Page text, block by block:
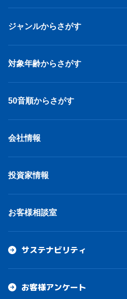
ジャンルからさがす
対象年齢からさがす
50音順からさがす
会社情報
投資家情報
お客様相談室
サステナビリティ
お客様アンケート